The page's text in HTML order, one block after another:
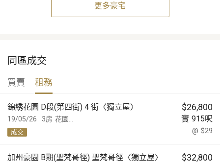
更多豪宅
同區成交
買賣 租務
19/05/26
錦綉花園 D段(第四街) 4 街〈獨立屋〉 $26,800
花園... 實 915呎
3房
@ $29
成交
加州豪園 B期(聖梵哥徑) 聖梵哥徑〈獨立屋〉 $32,800